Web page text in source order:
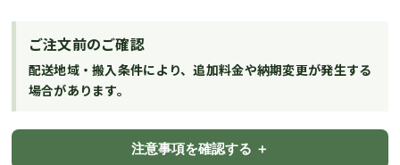
ご注文前のご確認
配送地域・搬入条件により、追加料金や納期変更が発生する
場合があります。
注意事項を確認する